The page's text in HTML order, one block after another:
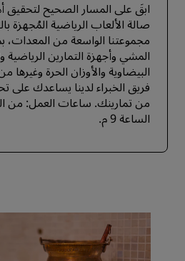
ابقَ على المسار الصحيح لتحقيق
صالة الألعاب الرياضية المُجهزة
مجموعتنا الواسعة من المعدات،
المشي وأجهزة التمارين الرياضية
البيضاوية والأوزان الحرة وغيرها
فريق الخبراء لدينا يساعدك
الساعة 9 م.